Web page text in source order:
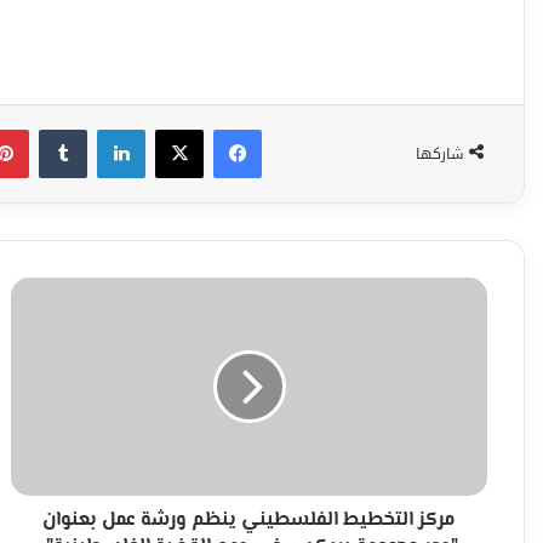
شاركها
فيسبوك‫X لينكدإن
مركز
مجموعة
بريكسمركز التخطيط الفلسطيني ينظم ورشة عمل بعنوان